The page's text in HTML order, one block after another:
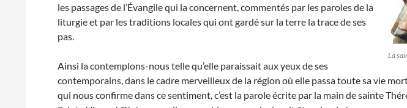
La
les passages de l’Évangile qui la concernent, commentés par les paroles de la
liturgie et par les traditions locales qui ont gardé sur la terre la trace de ses
pas.
Ainsi la contemplons-nous telle qu’elle paraissait aux yeux de ses
contemporains, dans le cadre merveilleux de la région où elle passa toute sa vie
qui nous confirme dans ce sentiment, c’est la parole écrite par la main de sainte